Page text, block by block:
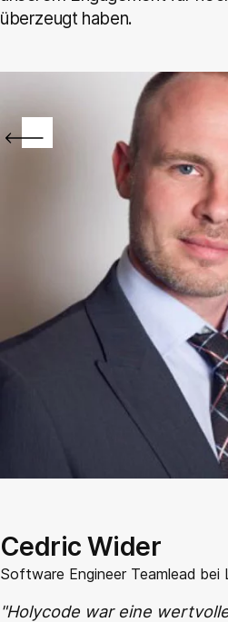
überzeugt haben.
Cedric Wider
Software Engineer Teamlead bei
Holycode war eine
prev